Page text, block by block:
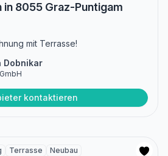
in 8055 Graz-Puntigam
mit Terrasse!
Dobnikar
kontaktieren
Terrasse Neubau